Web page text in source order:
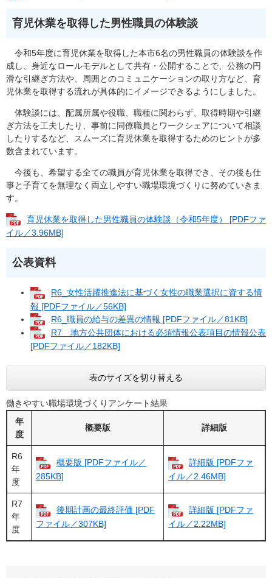
育児休業を取得した男性職員の体験談
令和5年度に育児休業を取得した本市6名の男性職員の体験談を作
成し、 身近なロールモデルとして共有・公開することで、公務の円
滑な引継ぎ方法や、周囲とのコミュニケーションの取り方など、育
児休業を取得する流れが具体的にイメージできるようにしました。​
体験談には、配属所属や役職、職種に関わらず、取得時期や引継
ぎ方法を工夫したり、事前に同僚職員とワークシェアについて相談
したりするなど、スムーズに育児休業を取得するためのヒントが多
数含まれています。
今後も、希望する全ての職員が育児休業を取得でき、その後も仕
事と子育てを無理なく両立しやすい職場環境づくりに努めていきま
す。
育児休業を取得した男性職員の体験談（令和5年度） [PDFファ
イル／3.96MB]
公表資料​​
R6_女性活躍推進法に基づく女性の職業選択に資する情
報 [PDFファイル／56KB]
R6_職員の給与の差異の情報 [PDFファイル／81KB]
R7 地方公共団体における必須情報公表項目の情報公表
[PDFファイル／182KB]
表のサイズを切り替える
働きやすい職場環境づくりアンケート結果
年
度
概要版 詳細版
R6
年
度
概要版 [PDFファイル／
285KB]
詳細版 [PDFファ
イル／2.46MB]
R7
年
度
後期計画の最終評価 [PDF
ファイル／307KB]
詳細版 [PDFファ
イル／2.22MB]